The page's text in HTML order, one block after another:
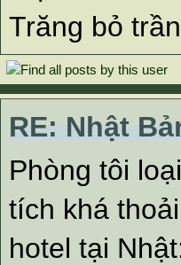
Trăng bỏ
RE: Nhật
Phòng tôi
tích khá
hotel tại